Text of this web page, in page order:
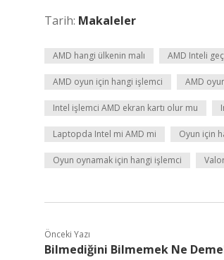
Tarih: Makaleler
AMD hangi ülkenin malı AMD Inteli
AMD oyun için hangi işlemci AMD
Intel işlemci AMD ekran kartı olur mu
Laptopda Intel mi AMD mi Oyun için
Oyun oynamak için hangi işlemci
Önceki Yazı
Bilmediğini Bilmemek Ne